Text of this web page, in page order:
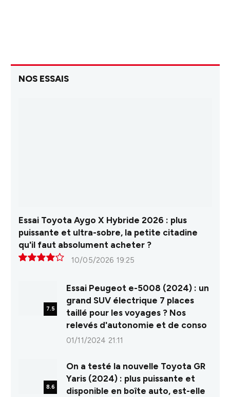
NOS ESSAIS
Essai Toyota Aygo X Hybride 2026 : plus
puissante et ultra-sobre, la petite citadine
qu'il faut absolument acheter ?
10/05/2026 19:25
7.5
Essai Peugeot e-5008 (2024) : un
grand SUV électrique 7 places
taillé pour les voyages ? Nos
relevés d'autonomie et de conso
01/11/2024 21:11
8.6
On a testé la nouvelle Toyota GR
Yaris (2024) : plus puissante et
disponible en boîte auto, est-elle